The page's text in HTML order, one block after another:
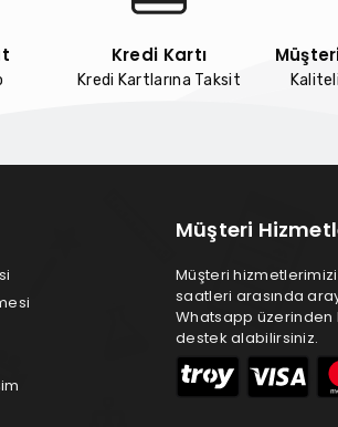
Kredi Kartı
Kredi Kartlarına Taksit
Müşteri
Müşteri hizmetlerimizi
saatleri arasında
Whatsapp üzerinden
destek alabilirsiniz.